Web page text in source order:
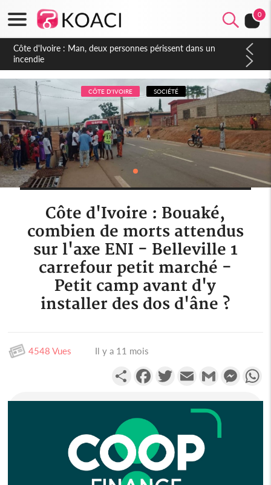
0
Côte d'Ivoire : Séileu, la célébration de la fête nationale
transformée en vaste campagne contre les produits
dépigmentants dangereux
CÔTE D'IVOIRE SOCIÉTÉ
Côte d'Ivoire : Bouaké,
combien de morts attendus
sur l'axe ENI - Belleville 1
carrefour petit marché -
Petit camp avant d'y
installer des dos d'âne ?
4548 Vues Il y a 11 mois
PartagerFacebookTwitterEmail Gmail